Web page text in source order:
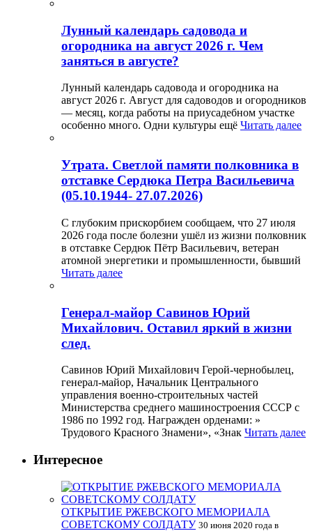
Лунный календарь садовода и
огородника на август 2026 г. Чем
заняться в августе?
Лунный календарь садовода и огородника на
август 2026 г. Август для садоводов и огородников
— месяц, когда работы на приусадебном участке
особенно много. Одни культуры ещё Читать далее
Утрата. Светлой памяти полковника в
отставке Сердюка Петра Васильевича
(05.10.1944- 27.07.2026)
С глубоким прискорбием сообщаем, что 27 июля
2026 года после болезни ушёл из жизни полковник
в отставке Сердюк Пётр Васильевич, ветеран
атомной энергетики и промышленности, бывший
Читать далее
Генерал-майор Савинов Юрий
Михайлович. Оставил яркий в жизни
след.
Савинов Юрий Михайлович Герой-чернобылец,
генерал-майор, Начальник Центрального
управления военно-строительных частей
Министерства среднего машиностроения СССР с
1986 по 1992 год. Награжден орденами: »
Трудового Красного Знамени», «Знак Читать далее
Интересное
ОТКРЫТИЕ РЖЕВСКОГО МЕМОРИАЛА
СОВЕТСКОМУ СОЛДАТУ 30 июня 2020 года в